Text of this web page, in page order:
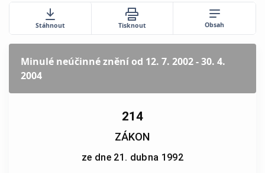
Stáhnout Tisknout Obsah
Minulé neúčinné zněníod 12. 7. 2002 - 30. 4.
2004
214
ZÁKON
ze dne 21. dubna 1992